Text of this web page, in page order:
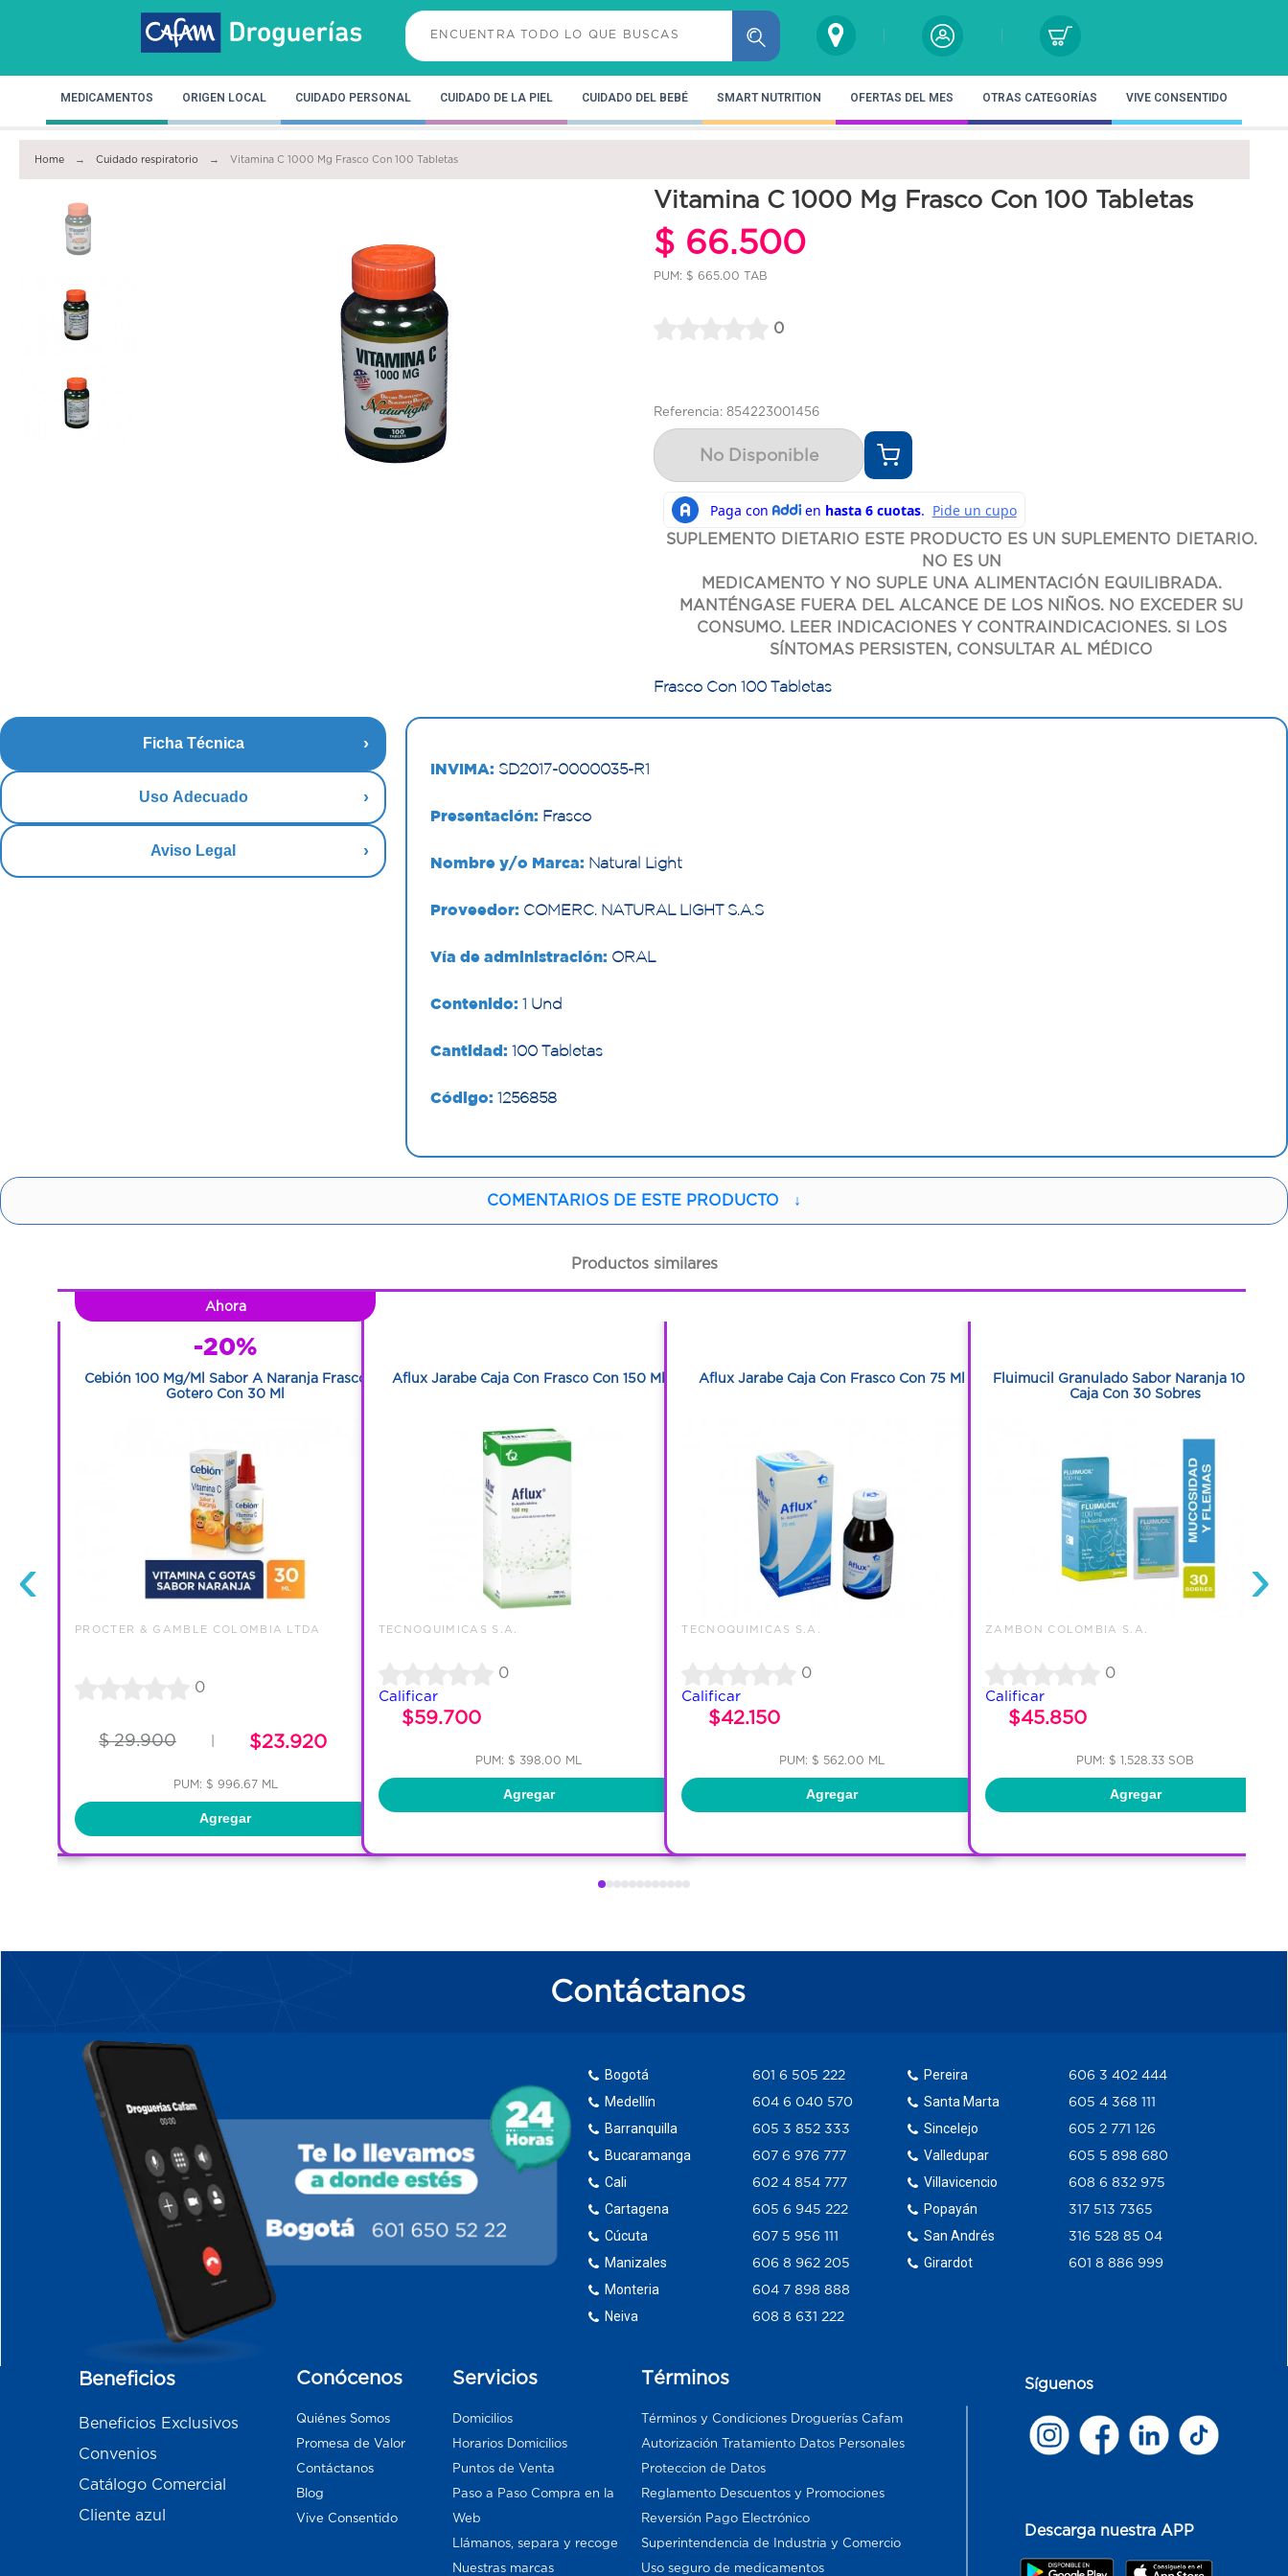
MEDICAMENTOS ORIGEN LOCAL CUIDADO PERSONAL CUIDADO DE LA PIEL CUIDADO DEL BEBÉ SMART NUTRITION OFERTAS DEL MES OTRAS CATEGORÍAS VIVE CONSENTIDO
Home Cuidado respiratorio Vitamina C 1000 Mg Frasco Con 100 Tabletas
Vitamina C 1000 Mg Frasco Con 100 Tabletas
$ 66.500
PUM: $ 665.00 TAB
0
Referencia: 854223001456
No Disponible
SUPLEMENTO DIETARIO ESTE PRODUCTO ES UN SUPLEMENTO DIETARIO.
NO ES UN
MEDICAMENTO Y NO SUPLE UNA ALIMENTACIÓN EQUILIBRADA.
MANTÉNGASE FUERA DEL ALCANCE DE LOS NIÑOS. NO EXCEDER SU
CONSUMO. LEER INDICACIONES Y CONTRAINDICACIONES. SI LOS
SÍNTOMAS PERSISTEN, CONSULTAR AL MÉDICO
Frasco Con 100 Tabletas
Ficha Técnica
Uso Adecuado
Aviso Legal
INVIMA: SD2017-0000035-R1
Presentación: Frasco
Nombre y/o Marca: Natural Light
Proveedor: COMERC. NATURAL LIGHT S.A.S
Vía de administración: ORAL
Contenido: 1 Und
Cantidad: 100 Tabletas
Código: 1256858
COMENTARIOS DE ESTE PRODUCTO ↓
Productos similares
‹
Ahora
-20%
Cebión 100 Mg/Ml Sabor A Naranja Frasco
Gotero Con 30 Ml
PROCTER & GAMBLE COLOMBIA LTDA
0
$ 29.900 $23.920
PUM: $ 996.67 ML
Agregar
Aflux Jarabe Caja Con Frasco Con 150 Ml
TECNOQUIMICAS S.A.
0
Calificar
$59.700
PUM: $ 398.00 ML
Agregar
Aflux Jarabe Caja Con Frasco Con 75 Ml
TECNOQUIMICAS S.A.
0
Calificar
$42.150
PUM: $ 562.00 ML
Agregar
Fluimucil Granulado Sabor Naranja 100 Mg
Caja Con 30 Sobres
ZAMBON COLOMBIA S.A.
0
Calificar
$45.850
PUM: $ 1,528.33 SOB
Agregar
›
Contáctanos
Bogotá
Medellín
Barranquilla
Bucaramanga
Cali
Cartagena
Cúcuta
Manizales
Monteria
Neiva
601 6 505 222
604 6 040 570
605 3 852 333
607 6 976 777
602 4 854 777
605 6 945 222
607 5 956 111
606 8 962 205
604 7 898 888
608 8 631 222
Pereira
Santa Marta
Sincelejo
Valledupar
Villavicencio
Popayán
San Andrés
Girardot
606 3 402 444
605 4 368 111
605 2 771 126
605 5 898 680
608 6 832 975
317 513 7365
316 528 85 04
601 8 886 999
Beneficios
Beneficios Exclusivos
Convenios
Catálogo Comercial
Cliente azul
Conócenos
Quiénes Somos
Promesa de Valor
Contáctanos
Blog
Vive Consentido
Servicios
Domicilios
Horarios Domicilios
Puntos de Venta
Paso a Paso Compra en la
Web
Llámanos, separa y recoge
Nuestras marcas
Términos
Términos y Condiciones Droguerías Cafam
Autorización Tratamiento Datos Personales
Proteccion de Datos
Reglamento Descuentos y Promociones
Reversión Pago Electrónico
Superintendencia de Industria y Comercio
Uso seguro de medicamentos
Síguenos
Descarga nuestra APP